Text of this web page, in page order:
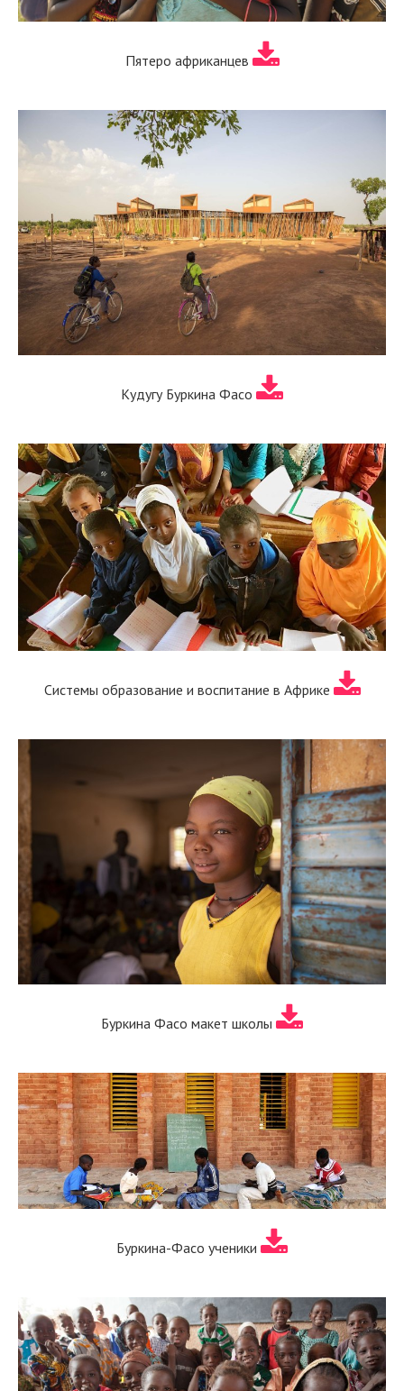
Пятеро африканцев
Кудугу Буркина Фасо
Системы образование и воспитание в Африке
Буркина Фасо макет школы
Буркина-Фасо ученики